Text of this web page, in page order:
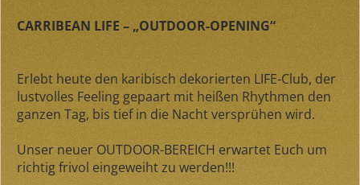
CARRIBEAN LIFE – „OUTDOOR-OPENING“
Erlebt heute den karibisch dekorierten LIFE-Club, der
lustvolles Feeling gepaart mit heißen Rhythmen den
ganzen Tag, bis tief in die Nacht versprühen wird.
Unser neuer OUTDOOR-BEREICH erwartet Euch um
richtig frivol eingeweiht zu werden!!!